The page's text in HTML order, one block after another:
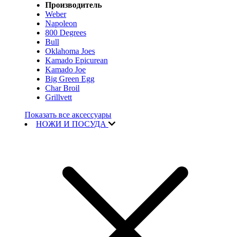
Производитель
Weber
Napoleon
800 Degrees
Bull
Oklahoma Joes
Kamado Epicurean
Kamado Joe
Big Green Egg
Char Broil
Grillvett
Показать все аксессуары
НОЖИ И ПОСУДА